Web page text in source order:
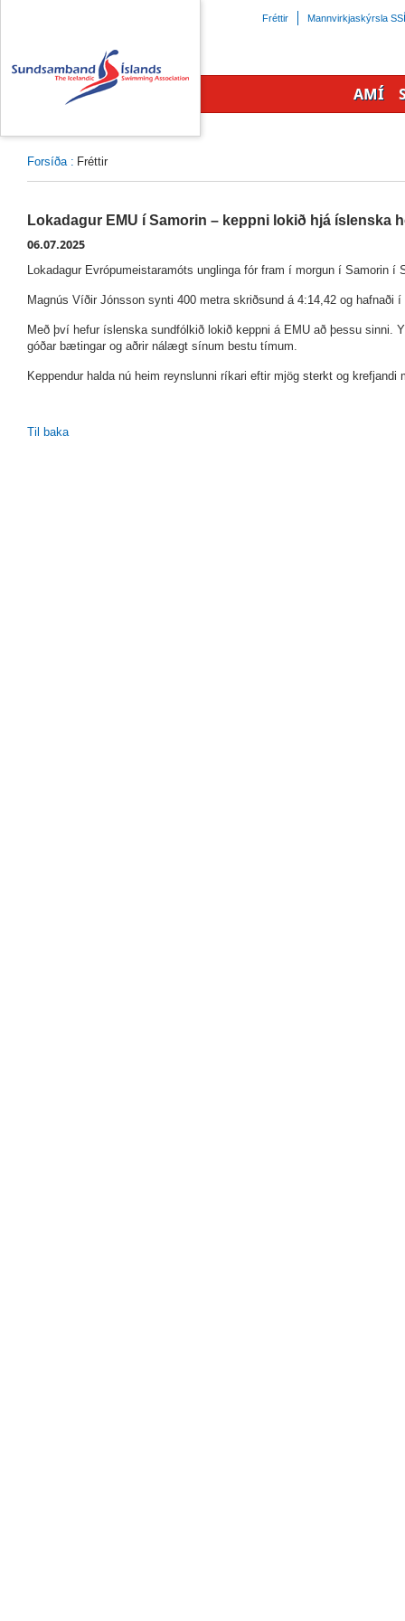
Forsíða: Fréttir
Lokadagur EMU í Samorin – keppni lokið hjá íslenska
06.07.2025
Lokadagur Evrópumeistaramóts unglinga fór fram í morgun í Samorin í
Magnús Víðir Jónsson synti 400 metra skriðsund á 4:14,42 og hafnaði í
Með því hefur íslenska sundfólkið lokið keppni á EMU að þessu
góðar bætingar og aðrir nálægt sínum bestu tímum.
Keppendur halda nú heim reynslunni ríkari eftir mjög sterkt og
Til baka
Fréttir Mannvirkjaskýrsla SSÍ
AMÍ